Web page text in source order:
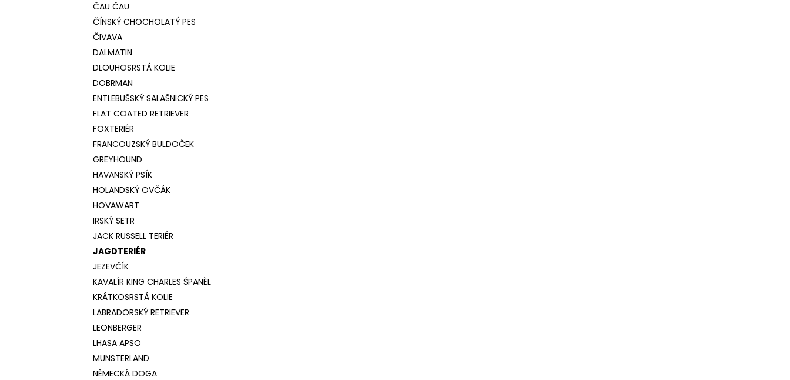
ČAU ČAU
ČÍNSKÝ CHOCHOLATÝ PES
ČIVAVA
DALMATIN
DLOUHOSRSTÁ KOLIE
DOBRMAN
ENTLEBUŠSKÝ SALAŠNICKÝ PES
FLAT COATED RETRIEVER
FOXTERIÉR
FRANCOUZSKÝ BULDOČEK
GREYHOUND
HAVANSKÝ PSÍK
HOLANDSKÝ OVČÁK
HOVAWART
IRSKÝ SETR
JACK RUSSELL TERIÉR
JAGDTERIÉR
JEZEVČÍK
KAVALÍR KING CHARLES ŠPANĚL
KRÁTKOSRSTÁ KOLIE
LABRADORSKÝ RETRIEVER
LEONBERGER
LHASA APSO
MUNSTERLAND
NĚMECKÁ DOGA